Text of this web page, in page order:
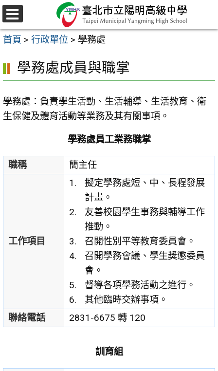
跳
至
主
內
容
區
選
單
首頁 > 行政單位 > 學務處
學務處成員與職掌
學務處：負責學生活動、生活輔導、生活教育、衛
生保健及體育活動等業務及其有關事項。
學務處員工業務職掌
職稱 簡主任
工作項目
擬定學務處短、中、長程發展
計畫。
友善校園學生事務與輔導工作
推動。
召開性別平等教育委員會。
召開學務會議、學生獎懲委員
會。
督導各項學務活動之進行。
其他臨時交辦事項。
聯絡電話
2831-6675 轉 120
訓育組